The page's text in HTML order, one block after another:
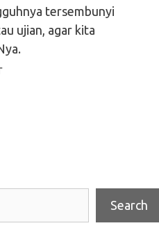
tersembunyi
ujian, agar kita
Search